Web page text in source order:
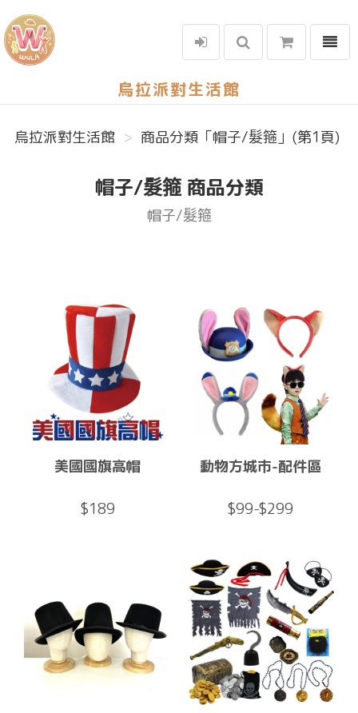
烏拉派對生活館
選單
烏拉派對生活館 商品分類「帽子/髮箍」(第1頁)
帽子/髮箍 商品分類
帽子/髮箍
美國國旗高帽
$189
動物方城市-配件區
$99-$299